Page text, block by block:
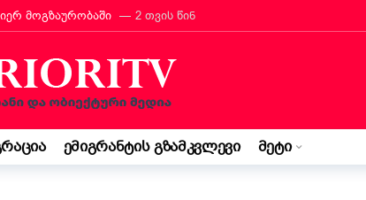
პირადად მიულოცა
3 თვის წინ
მოიგო
3 თვის წინ
ს შესახებ! ვალდებულება თუ შესაძლებლობა?
3 თვის
რას ნიშნავს ეს ემიგრანტებისთვის
3 თვის წინ
— 15 წლის ბარბარე მანჯგალაძის წერილი ლილიდან
ემიგრანტის გზამკვლევი მეტი